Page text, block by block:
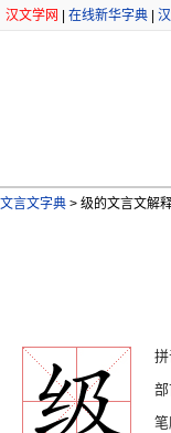
汉文学网 在线新华字典
文言文字典 > 级的文言文解
拼
部
笔